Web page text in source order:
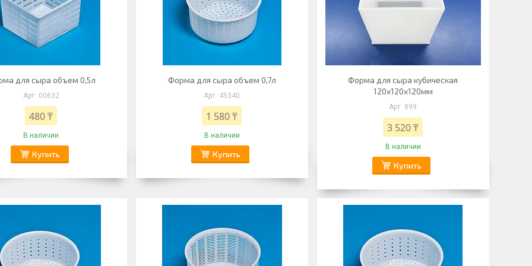
для сыра объем 0,5л
00632
480 ₸
В наличии
Купить
Форма для сыра объем 0,7л
45340
1 580 ₸
В наличии
Купить
Форма для сыра кубическая
120x120x120мм
899
3 520 ₸
В наличии
Купить